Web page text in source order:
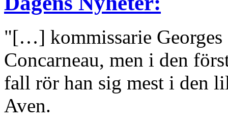
"[…] kommissarie Georges
Concarneau, men i den
fall rör han sig mest i den
Aven.